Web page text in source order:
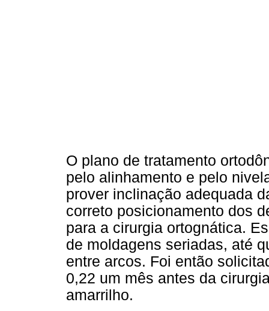
O plano de tratamento
pelo alinhamento e pelo
prover inclinação adequada
correto posicionamento dos
para a cirurgia ortognática.
de moldagens seriadas, até
entre arcos. Foi então
0,22 um mês antes da
amarrilho.